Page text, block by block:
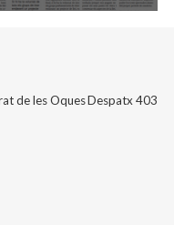
de les OquesDespatx 403